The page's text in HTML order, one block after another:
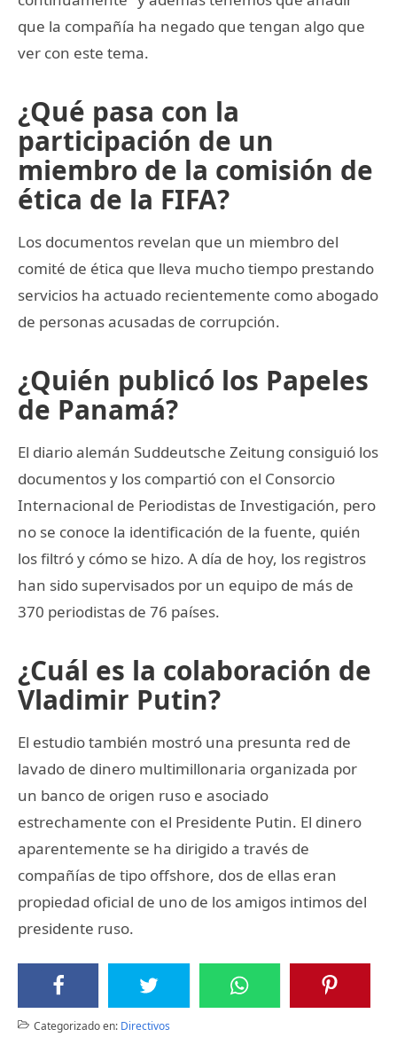
que la compañía ha negado que tengan algo que
ver con este tema.
¿Qué pasa con la
participación de un
miembro de la comisión de
ética de la FIFA?
Los documentos revelan que un miembro del
comité de ética que lleva mucho tiempo prestando
servicios ha actuado recientemente como abogado
de personas acusadas de corrupción.
¿Quién publicó los Papeles
de Panamá?
El diario alemán Suddeutsche Zeitung consiguió los
documentos y los compartió con el Consorcio
Internacional de Periodistas de Investigación, pero
no se conoce la identificación de la fuente, quién
los filtró y cómo se hizo. A día de hoy, los registros
han sido supervisados por un equipo de más de
370 periodistas de 76 países.
¿Cuál es la colaboración de
Vladimir Putin?
El estudio también mostró una presunta red de
lavado de dinero multimillonaria organizada por
un banco de origen ruso e asociado
estrechamente con el Presidente Putin. El dinero
aparentemente se ha dirigido a través de
compañías de tipo offshore, dos de ellas eran
propiedad oficial de uno de los amigos intimos del
presidente ruso.
Categorizado en: Directivos